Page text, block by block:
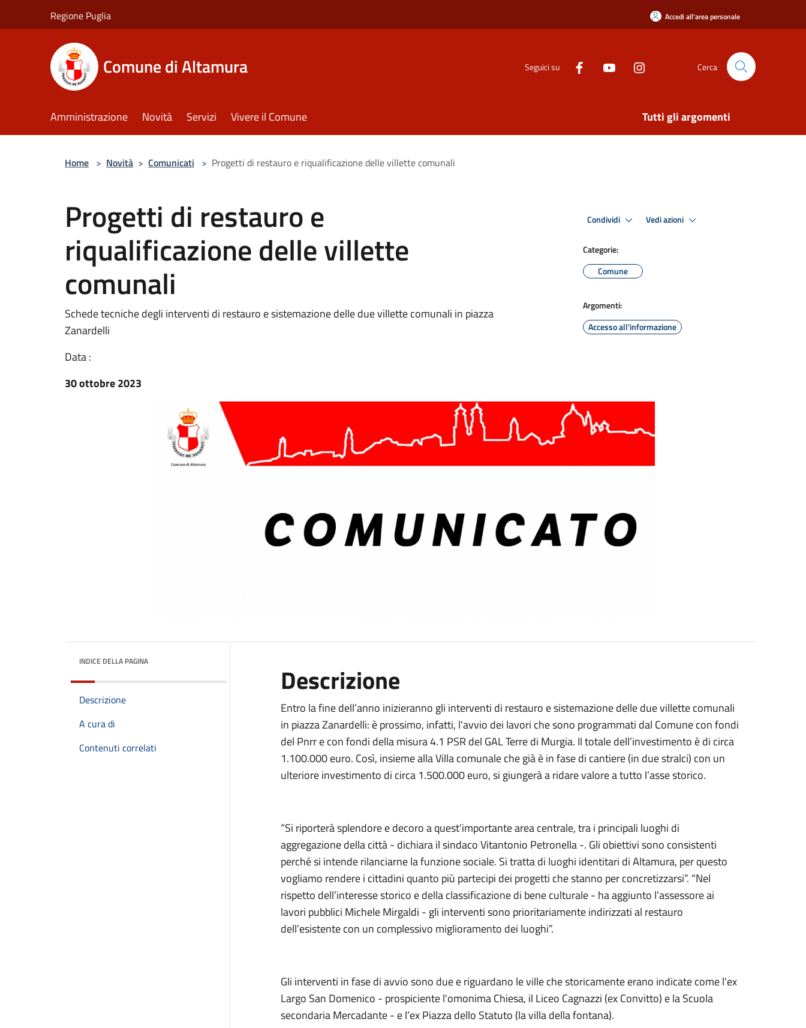
Regione Puglia Accedi all'area personale
Comune di Altamura Seguici su Cerca
Amministrazione Novità Servizi Vivere il Comune Tutti gli argomenti
Home > Novità > Comunicati > Progetti di restauro e riqualificazione delle villette comunali
Progetti di restauro e
riqualificazione delle villette
comunali
Schede tecniche degli interventi di restauro e sistemazione delle due villette comunali in piazza
Zanardelli
Data :
30 ottobre 2023
Condividi Vedi azioni
Categorie:
Comune
Argomenti:
Accesso all'informazione
INDICE DELLA PAGINA
Descrizione
A cura di
Contenuti correlati
Descrizione
Entro la fine dell’anno inizieranno gli interventi di restauro e sistemazione delle due villette comunali
in piazza Zanardelli: è prossimo, infatti, l'avvio dei lavori che sono programmati dal Comune con fondi
del Pnrr e con fondi della misura 4.1 PSR del GAL Terre di Murgia. Il totale dell’investimento è di circa
1.100.000 euro. Così, insieme alla Villa comunale che già è in fase di cantiere (in due stralci) con un
ulteriore investimento di circa 1.500.000 euro, si giungerà a ridare valore a tutto l’asse storico.
“Si riporterà splendore e decoro a quest’importante area centrale, tra i principali luoghi di
aggregazione della città - dichiara il sindaco Vitantonio Petronella -. Gli obiettivi sono consistenti
perché si intende rilanciarne la funzione sociale. Si tratta di luoghi identitari di Altamura, per questo
vogliamo rendere i cittadini quanto più partecipi dei progetti che stanno per concretizzarsi”. “Nel
rispetto dell’interesse storico e della classificazione di bene culturale - ha aggiunto l’assessore ai
lavori pubblici Michele Mirgaldi - gli interventi sono prioritariamente indirizzati al restauro
dell’esistente con un complessivo miglioramento dei luoghi”.
Gli interventi in fase di avvio sono due e riguardano le ville che storicamente erano indicate come l'ex
Largo San Domenico - prospiciente l'omonima Chiesa, il Liceo Cagnazzi (ex Convitto) e la Scuola
secondaria Mercadante - e l’ex Piazza dello Statuto (la villa della fontana).